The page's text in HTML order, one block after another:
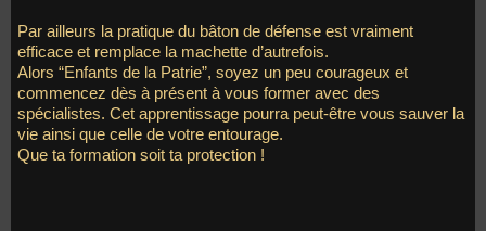
Par ailleurs la pratique du bâton de défense est vraiment
efficace et remplace la machette d’autrefois.
Alors “Enfants de la Patrie”, soyez un peu courageux et
commencez dès à présent à vous former avec des
spécialistes. Cet apprentissage pourra peut-être vous sauver la
vie ainsi que celle de votre entourage.
Que ta formation soit ta protection !